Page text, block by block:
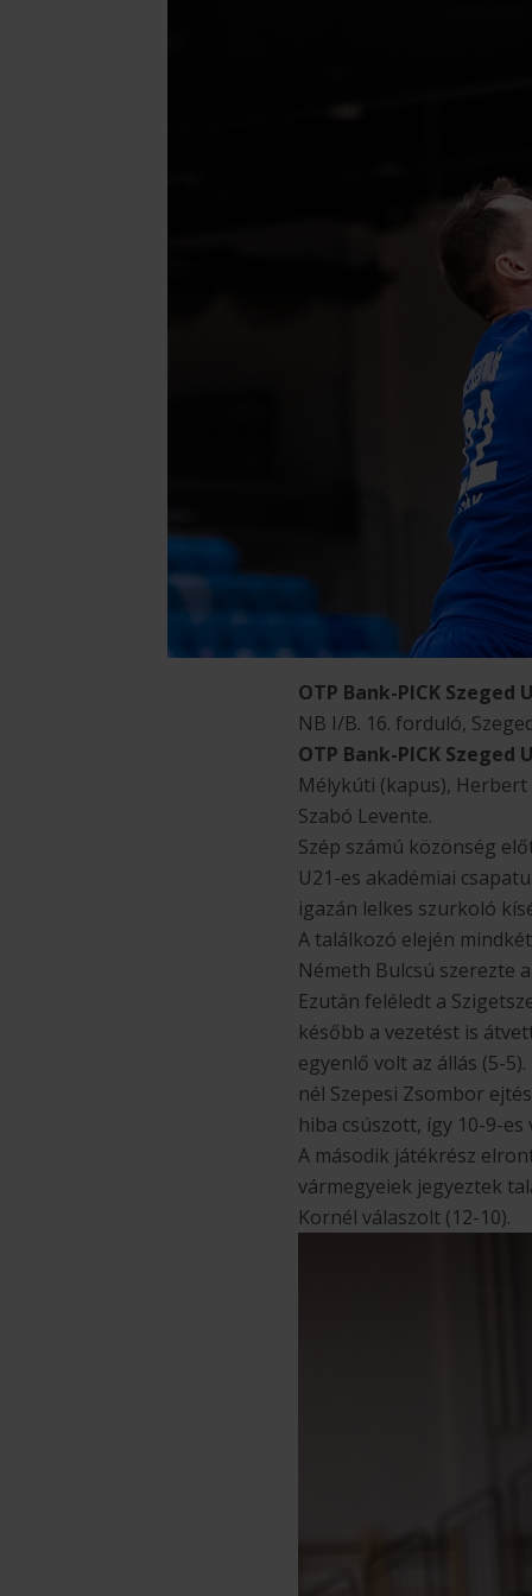
OTP Bank-PICK Szeged
NB I/B. 16. forduló,
OTP Bank-PICK Szeged
Mélykúti (kapus), Herbert
Szabó Levente.
Szép számú közönség
U21-es akadémiai
igazán lelkes szurkoló
A találkozó elején
Németh Bulcsú szerezte
Ezután feléledt a
később a vezetést is
egyenlő volt az állás (5-
nél Szepesi Zsombor
hiba csúszott, így 10-9-
A második játékrész
vármegyeiek jegyeztek
Kornél válaszolt (12-10).